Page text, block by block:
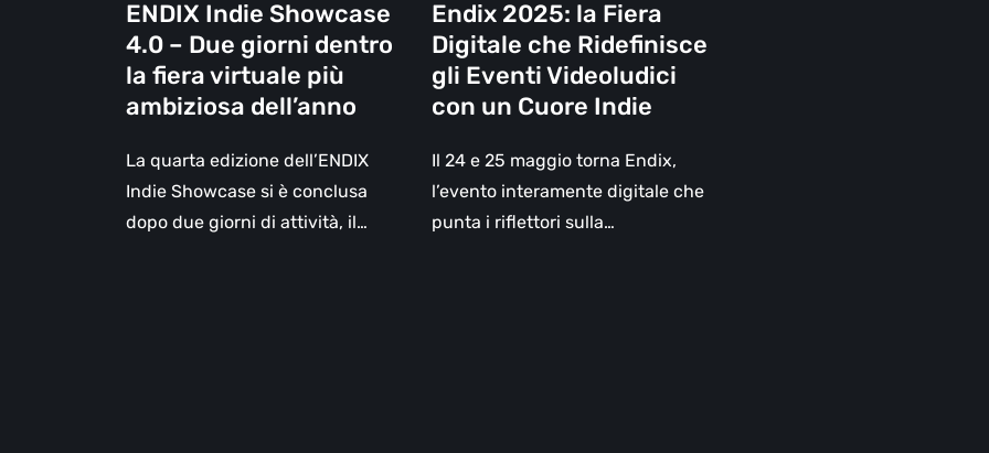
virtuale
più
ambiziosa
dell’anno
ENDIX Indie Showcase
4.0 – Due giorni dentro
la fiera virtuale più
ambiziosa dell’anno
La quarta edizione dell’ENDIX
Indie Showcase si è conclusa
dopo due giorni di attività, il…
con
un
Cuore
Indie
Endix 2025: la Fiera
Digitale che Ridefinisce
gli Eventi Videoludici
con un Cuore Indie
Il 24 e 25 maggio torna Endix,
l’evento interamente digitale che
punta i riflettori sulla…